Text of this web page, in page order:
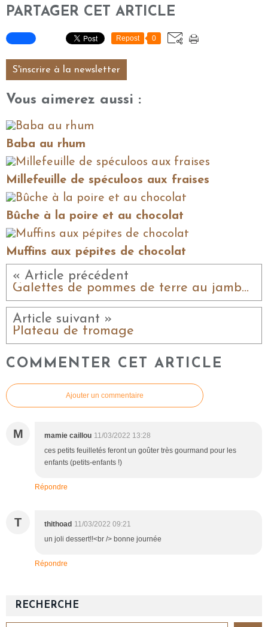
PARTAGER CET ARTICLE
Repost 0
S'inscrire à la newsletter
Vous aimerez aussi :
Baba au rhum
Millefeuille de spéculoos aux fraises
Bûche à la poire et au chocolat
Muffins aux pépites de chocolat
« Article précédent
Galettes de pommes de terre au jambon et au comté
Article suivant »
Plateau de fromage
COMMENTER CET ARTICLE
Ajouter un commentaire
M mamie caillou 11/03/2022 13:28
ces petits feuilletés feront un goûter très gourmand pour les
enfants (petits-enfants !)
Répondre
T thithoad 11/03/2022 09:21
un joli dessert!!<br /> bonne journée
Répondre
RECHERCHE